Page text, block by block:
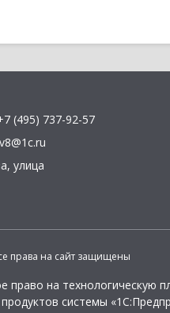
(495) 737-92-57
, улица
права на сайт защищены
право на технологическую
системы